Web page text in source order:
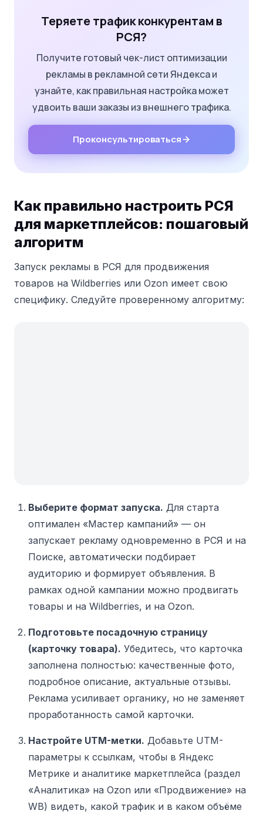
Теряете трафик конкурентам в
РСЯ?
Получите готовый чек-лист оптимизации
рекламы в рекламной сети Яндекса и
узнайте, как правильная настройка может
удвоить ваши заказы из внешнего трафика.
Проконсультироваться
Как правильно настроить РСЯ
для маркетплейсов: пошаговый
алгоритм
Запуск рекламы в РСЯ для продвижения
товаров на Wildberries или Ozon имеет свою
специфику. Следуйте проверенному алгоритму:
Выберите формат запуска. Для старта
оптимален «Мастер кампаний» — он
запускает рекламу одновременно в РСЯ и на
Поиске, автоматически подбирает
аудиторию и формирует объявления. В
рамках одной кампании можно продвигать
товары и на Wildberries, и на Ozon.
Подготовьте посадочную страницу
(карточку товара). Убедитесь, что карточка
заполнена полностью: качественные фото,
подробное описание, актуальные отзывы.
Реклама усиливает органику, но не заменяет
проработанность самой карточки.
Настройте UTM-метки. Добавьте UTM-
параметры к ссылкам, чтобы в Яндекс
Метрике и аналитике маркетплейса (раздел
«Аналитика» на Ozon или «Продвижение» на
WB) видеть, какой трафик и в каком объёме